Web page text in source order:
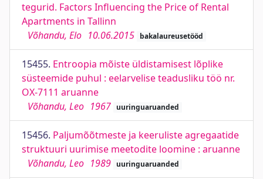
tegurid. Factors Influencing the Price of Rental
Apartments in Tallinn
Võhandu, Elo 10.06.2015 bakalaureusetööd
15455. Entroopia mõiste üldistamisest lõplike
süsteemide puhul : eelarvelise teadusliku töö nr.
OX-7111 aruanne
Võhandu, Leo 1967 uuringuaruanded
15456. Paljumõõtmeste ja keeruliste agregaatide
struktuuri uurimise meetodite loomine : aruanne
Võhandu, Leo 1989 uuringuaruanded